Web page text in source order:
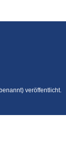
veröffentlicht.